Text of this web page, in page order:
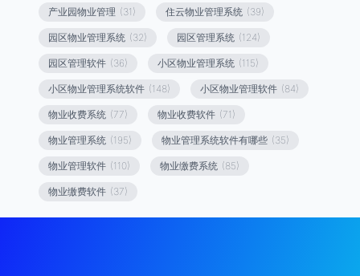
产业园物业管理 (31) 住云物业管理系统 (39)
园区物业管理系统 (32) 园区管理系统 (124)
园区管理软件 (36) 小区物业管理系统 (115)
小区物业管理系统软件 (148) 小区物业管理软件 (84)
物业收费系统 (77) 物业收费软件 (71)
物业管理系统 (195) 物业管理系统软件有哪些 (35)
物业管理软件 (110) 物业缴费系统 (85)
物业缴费软件 (37)